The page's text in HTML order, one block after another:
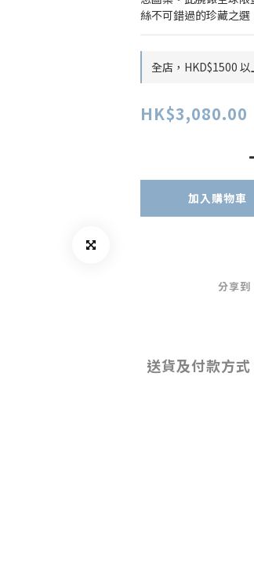
絲不可錯過的珍藏之選
全店，HKD$1500
HK$3,080.00
加入購物車
分享到
送貨及付款方式